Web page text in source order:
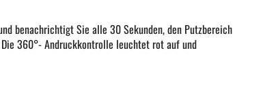
benachrichtigt Sie alle 30 Sekunden, den Putzbereich
360°- Andruckkontrolle leuchtet rot auf und